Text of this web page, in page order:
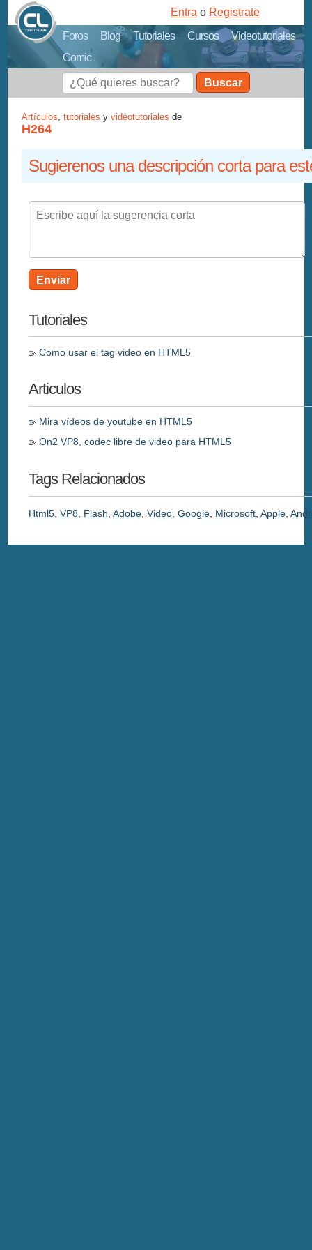
Foros Blog Tutoriales Cursos
Videotutoriales
Comic
Entra o Registrate
Buscar
Artículos,tutoriales yvideotutoriales de
H264
Sugierenos una descripción corta para
Enviar
Tutoriales
Como usar el tag video en HTML5
Articulos
Mira vídeos de youtube en HTML5
On2 VP8, codec libre de video para HTML5
Tags Relacionados
Html5 ,VP8 Flash ,Adobe ,Video ,Google Microsoft ,Apple ,